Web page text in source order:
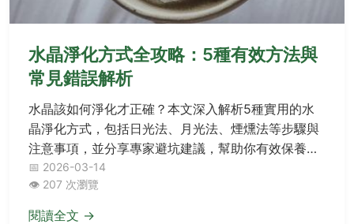
水晶淨化方式全攻略：5種有效方法與
常見錯誤解析
水晶該如何淨化才正確？本文深入解析5種實用的水
晶淨化方式，包括日光法、月光法、煙燻法等步驟與
注意事項，並分享專家避坑建議，幫助你有效保養水
晶，提升能量效果。
📅 2026-03-14
👁️ 207 次瀏覽
閱讀全文 →